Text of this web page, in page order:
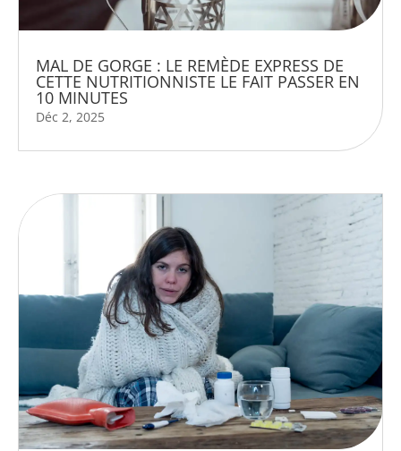
MAL DE GORGE : LE REMÈDE EXPRESS DE
CETTE NUTRITIONNISTE LE FAIT PASSER EN
10 MINUTES
Déc 2, 2025